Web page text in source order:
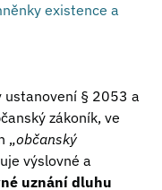
existence a
ustanovení § 2053 a
zákoník, ve
„občanský
výslovné a
uznání dluhu